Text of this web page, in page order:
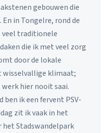
gebouwen die
in Tongelre, rond de
veel traditionele
die ik met veel zorg
door de lokale
wisselvallige klimaat;
hier nooit saai.
ik een fervent PSV-
zit ik vaak in het
het Stadswandelpark